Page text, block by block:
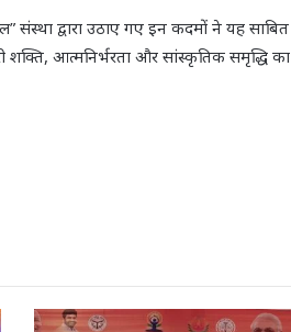
द्वारा उठाए गए इन कदमों ने यह साबित
आत्मनिर्भरता और सांस्कृतिक समृद्धि का